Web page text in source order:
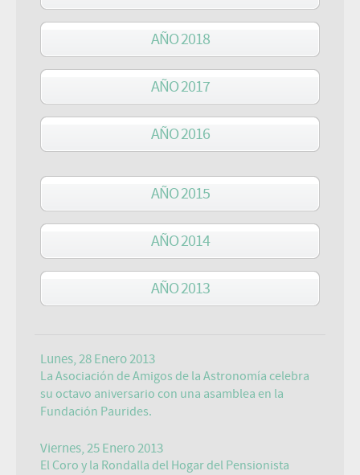
AÑO 2018
AÑO 2017
AÑO 2016
AÑO 2015
AÑO 2014
AÑO 2013
Lunes, 28 Enero 2013
La Asociación de Amigos de la Astronomía celebra
su octavo aniversario con una asamblea en la
Fundación Paurides.
Viernes, 25 Enero 2013
El Coro y la Rondalla del Hogar del Pensionista